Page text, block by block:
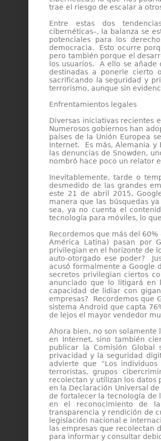
trae el riesgo de escalar a
Entre estas dos
cibernéticas–, la balanza se
potenciales para los
democracia. Esto ocurre
pero también porque el
los usuarios. A ello se
destinadas a ponerle cierto
sacrificando la seguridad y
terrorismo, aunque sin
Enfrentamientos legales
Diversas iniciativas recientes
Numerosos gobiernos han
países de la Unión Europea
Internet. Es más, Alemania y
las denuncias de Snowden,
nombró hace poco un relator
Inevitablemente, tarde o
desmedido de las grandes
este 21 de abril 2015,
manera que las búsquedas
sea, ya no cuenta el
tecnología para móviles, lo
Recordemos que más del
América Latina) pasan por
privilegian en el horizonte de
auto-otorgado ese poder?
acusó formalmente a Google
secretos privilegian ciertos
anunciado que lo litigará en
capacidad de lidiar con
empresas? Recordemos que
sistema Android que capta
de lejos el mayor vendedor
Ahora bien, no son
en Internet, sino también
publicar la Comisión Global
privacidad y la seguridad
advierte que “Los
terroristas, grupos
recolectan y utilizan los datos
en la Declaración Universal
de fortalecer la tecnología de
en el reconocimiento de
transparencia y rendición de
legislación nacional e
las empresas que recolectan
para informar y consultar